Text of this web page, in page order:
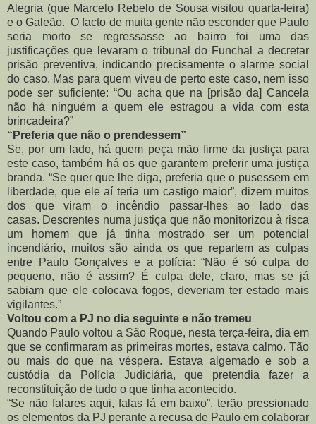
Alegria (que Marcelo Rebelo de Sousa visitou quarta-feira)
e o Galeão.O facto de muita gente não esconder que Paulo
seria morto se regressasse ao bairro foi uma das
justificações que levaram o tribunal do Funchal a decretar
prisão preventiva, indicando precisamente o alarme social
do caso. Mas para quem viveu de perto este caso, nem isso
pode ser suficiente: “Ou acha que na [prisão da] Cancela
não há ninguém a quem ele estragou a vida com esta
brincadeira?”
“Preferia que não o prendessem”
Se, por um lado, há quem peça mão firme da justiça para
este caso, também há os que garantem preferir uma justiça
branda. “Se quer que lhe diga, preferia que o pusessem em
liberdade, que ele aí teria um castigo maior”, dizem muitos
dos que viram o incêndio passar-lhes ao lado das
casas. Descrentes numa justiça que não monitorizou à risca
um homem que já tinha mostrado ser um potencial
incendiário, muitos são ainda os que repartem as culpas
entre Paulo Gonçalves e a polícia: “Não é só culpa do
pequeno, não é assim? É culpa dele, claro, mas se já
sabiam que ele colocava fogos, deveriam ter estado mais
vigilantes.”
Voltou com a PJ no dia seguinte e não tremeu
Quando Paulo voltou a São Roque, nesta terça-feira, dia em
que se confirmaram as primeiras mortes, estava calmo. Tão
ou mais do que na véspera. Estava algemado e sob a
custódia da Polícia Judiciária, que pretendia fazer a
reconstituição de tudo o que tinha acontecido.
“Se não falares aqui, falas lá em baixo”, terão pressionado
os elementos da PJ perante a recusa de Paulo em colaborar